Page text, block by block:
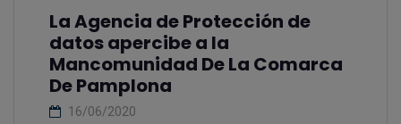
La Agencia de Protección de
datos apercibe a la
Mancomunidad De La Comarca
De Pamplona
16/06/2020